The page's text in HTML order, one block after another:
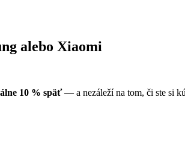
alebo Xiaomi
10 % späť— a nezáleží na tom, či ste si